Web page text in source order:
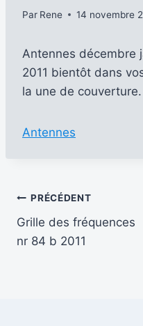
Par Rene 14 novembre
Antennes décembre
2011 bientôt dans
la une de couverture.
Antennes
Navigation
de
PRÉCÉDENT
Grille des fréquences
nr 84 b 2011